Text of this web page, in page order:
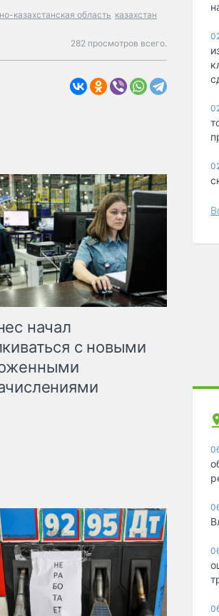
казахстанская область казахстан
282 просмотров всего.
начал
с новыми